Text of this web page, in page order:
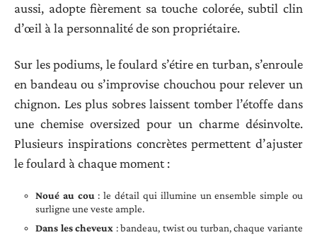
aussi, adopte fièrement sa touche colorée, subtil clin
d’œil à la personnalité de son propriétaire.
Sur les podiums, le foulard s’étire en turban, s’enroule
en bandeau ou s’improvise chouchou pour relever un
chignon. Les plus sobres laissent tomber l’étoffe dans
une chemise oversized pour un charme désinvolte.
Plusieurs inspirations concrètes permettent d’ajuster
le foulard à chaque moment :
Noué au cou : le détail qui illumine un ensemble simple ou
surligne une veste ample.
Dans les cheveux : bandeau, twist ou turban, chaque variante